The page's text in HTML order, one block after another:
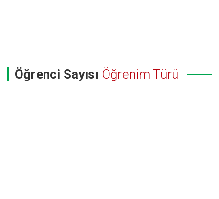
Öğrenci Sayısı Öğrenim Türü